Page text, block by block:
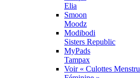
Elia
Smoon
Moodz
Modibodi
Sisters Republic
MyPads
Tampax
Voir « Culottes